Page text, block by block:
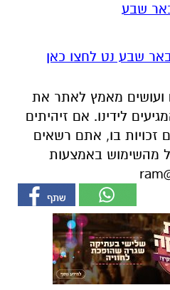
שבע
שבע נט לחצו כאן
ועושים מאמץ לאתר את
לידינו. אם זיהיתים
זכויות בו, אתם רשאים
מהשימוש באמצעות